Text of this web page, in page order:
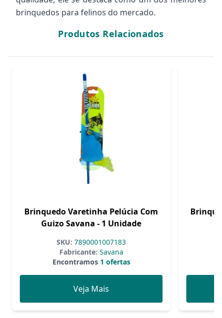
brinquedos para felinos do mercado.
Produtos Relacionados
Brinquedo Varetinha Pelúcia Com
Guizo Savana - 1 Unidade
SKU: 7890001007183
Fabricante: Savana
Encontramos1 ofertas
Veja Mais